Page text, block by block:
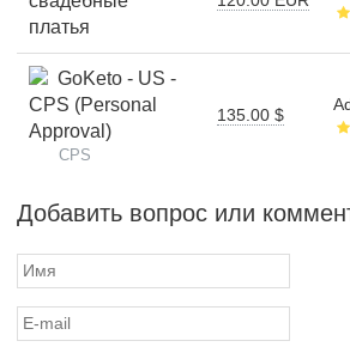
платья
GoKeto - US -
CPS (Personal
Approval)
CPS
135.00 $
Добавить вопрос или